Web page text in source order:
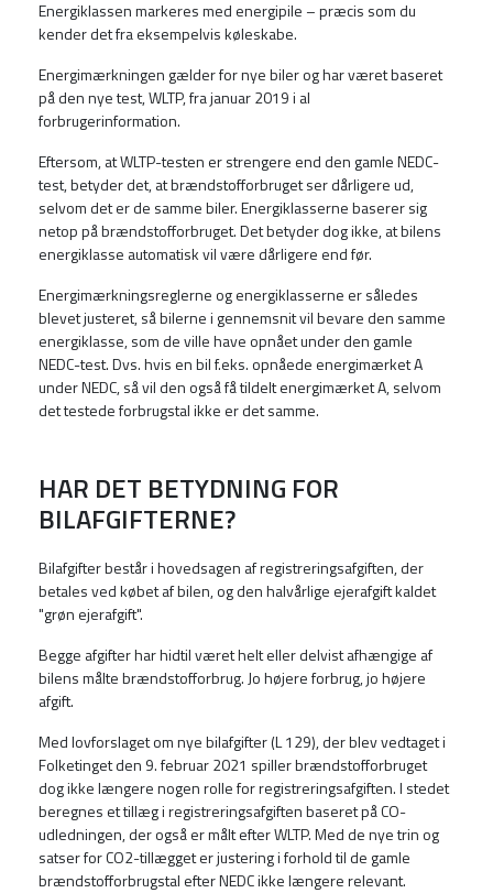
Energiklassen markeres med energipile – præcis som du
kender det fra eksempelvis køleskabe.
Energimærkningen gælder for nye biler og har været baseret
på den nye test, WLTP, fra januar 2019 i al
forbrugerinformation.
Eftersom, at WLTP-testen er strengere end den gamle NEDC-
test, betyder det, at brændstofforbruget ser dårligere ud,
selvom det er de samme biler. Energiklasserne baserer sig
netop på brændstofforbruget. Det betyder dog ikke, at bilens
energiklasse automatisk vil være dårligere end før.
Energimærkningsreglerne og energiklasserne er således
blevet justeret, så bilerne i gennemsnit vil bevare den samme
energiklasse, som de ville have opnået under den gamle
NEDC-test. Dvs. hvis en bil f.eks. opnåede energimærket A
under NEDC, så vil den også få tildelt energimærket A, selvom
det testede forbrugstal ikke er det samme.
HAR DET BETYDNING FOR
BILAFGIFTERNE?
Bilafgifter består i hovedsagen af registreringsafgiften, der
betales ved købet af bilen, og den halvårlige ejerafgift kaldet
"grøn ejerafgift".
Begge afgifter har hidtil været helt eller delvist afhængige af
bilens målte brændstofforbrug. Jo højere forbrug, jo højere
afgift.
Med lovforslaget om nye bilafgifter (L 129), der blev vedtaget i
Folketinget den 9. februar 2021 spiller brændstofforbruget
dog ikke længere nogen rolle for registreringsafgiften. I stedet
beregnes et tillæg i registreringsafgiften baseret på CO-
udledningen, der også er målt efter WLTP. Med de nye trin og
satser for CO2-tillægget er justering i forhold til de gamle
brændstofforbrugstal efter NEDC ikke længere relevant.